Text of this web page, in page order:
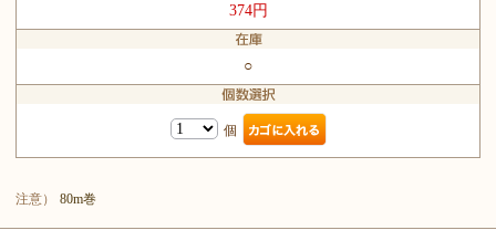
374円
○
個
注意） 80m巻